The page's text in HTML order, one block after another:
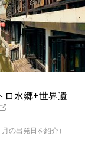
ロ水郷+世界遺
の出発日を紹介）